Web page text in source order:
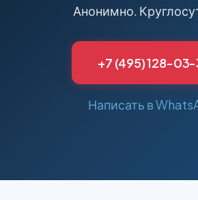
Анонимно.
+7 (495) 128-03-
Написать в